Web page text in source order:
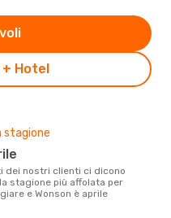
+ Hotel
stagione
stagione più affolata per
e Wonson è aprile